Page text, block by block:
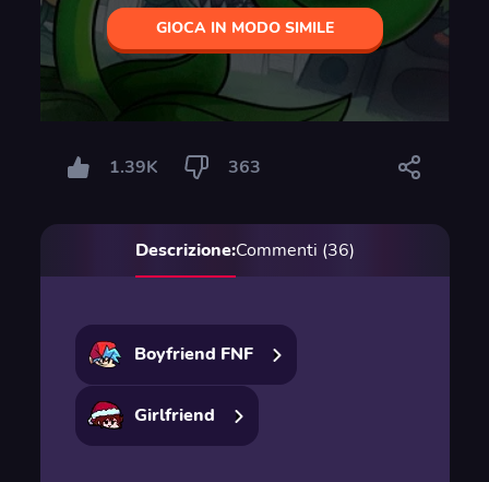
GIOCA IN MODO SIMILE
1.39K 363
Descrizione:Commenti (36)
Boyfriend FNF
Girlfriend